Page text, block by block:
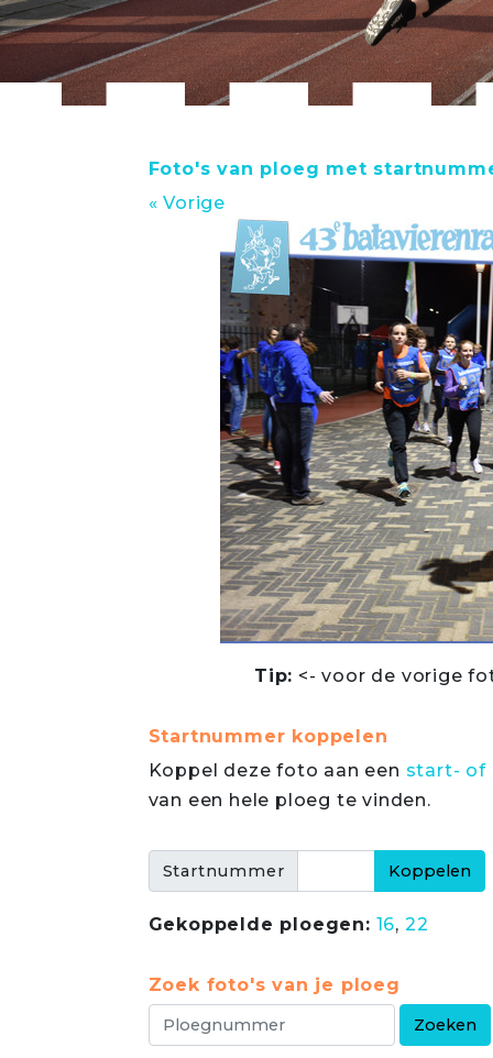
Foto's van ploeg met
« Vorige
Tip: <- voor de vorige
Startnummer koppelen
Koppel deze foto aan een start- of
van een hele ploeg te vinden.
Startnummer
Gekoppelde ploegen: 16, 22
Zoek foto's van je ploeg